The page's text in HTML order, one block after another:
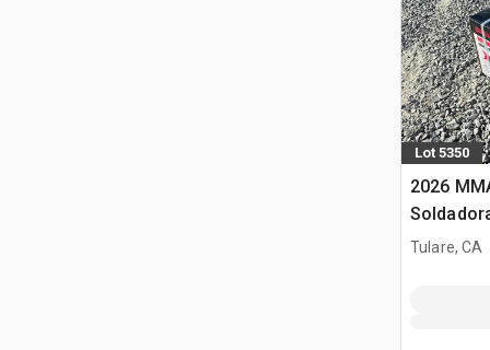
Lot 5350
2026
Tulare, CA